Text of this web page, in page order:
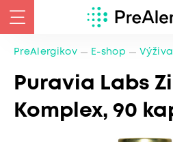
PreAlergikov E-shop
Puravia Labs
Komplex, 90